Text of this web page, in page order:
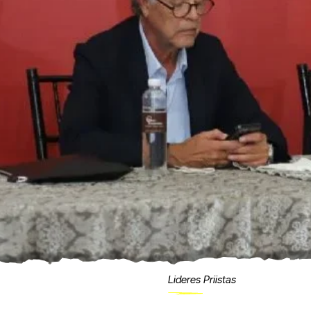
Lideres Priistas